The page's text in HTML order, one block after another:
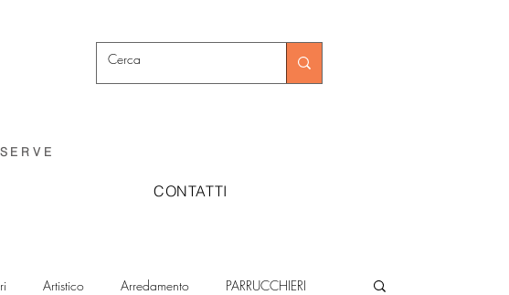
CONTATTI
Artistico Arredamento PARRUCCHIERI